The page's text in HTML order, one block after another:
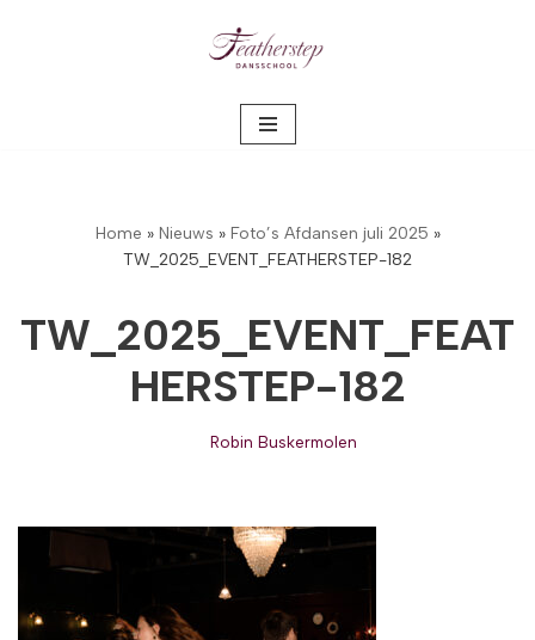
Home » Nieuws » Foto’s Afdansen juli 2025 »
TW_2025_EVENT_FEATHERSTEP-182
TW_2025_EVENT_FEAT
HERSTEP-182
Robin Buskermolen